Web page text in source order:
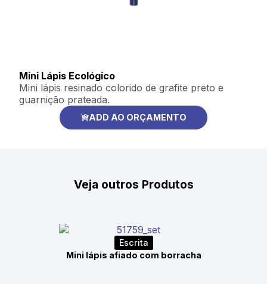
Mini Lápis Ecológico
Mini lápis resinado colorido de grafite preto e
guarnição prateada.
ADD AO ORÇAMENTO
Veja outros Produtos
Escrita
Mini lápis afiado com borracha